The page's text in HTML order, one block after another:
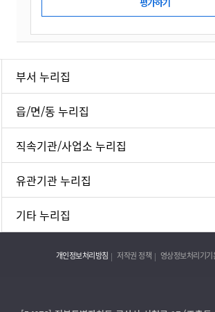
부서 누리집
읍/면/동 누리집
직속기관/사업소 누리집
유관기관 누리집
기타 누리집
개인정보처리방침 저작권 정책 영상정보처리기기